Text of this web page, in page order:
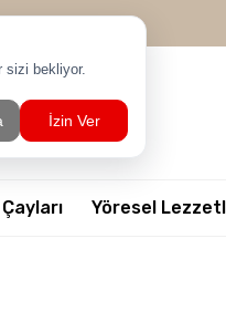
Yöresel